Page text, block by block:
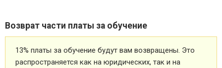
Возврат части платы за обучение
13% платы за обучение будут вам возвращены. Это
распространяется как на юридических, так и на